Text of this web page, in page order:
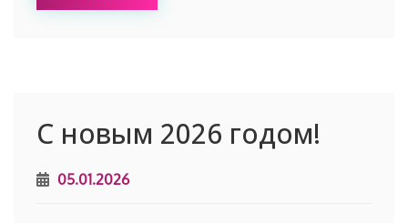
С новым 2026 годом!
05.01.2026